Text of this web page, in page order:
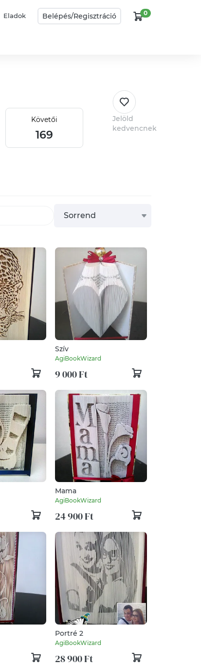
Eladok Belépés/Regisztráció 0
Követői
169
Jelöld
kedvencnek
Sorrend
Szív
AgiBookWizard
9 000 Ft
Mama
AgiBookWizard
24 900 Ft
Portré 2
AgiBookWizard
28 900 Ft